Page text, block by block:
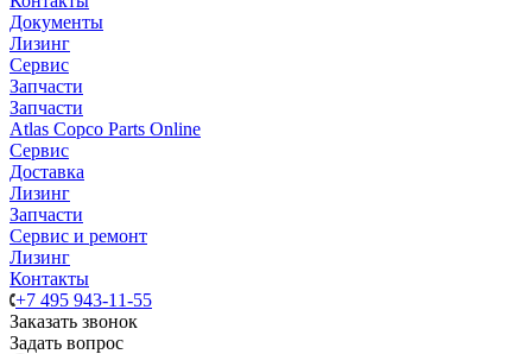
Документы
Лизинг
Сервис
Запчасти
Запчасти
Atlas Copco Parts Online
Сервис
Доставка
Лизинг
Запчасти
Сервис и ремонт
Лизинг
Контакты
+7 495 943-11-55
Заказать звонок
Задать вопрос